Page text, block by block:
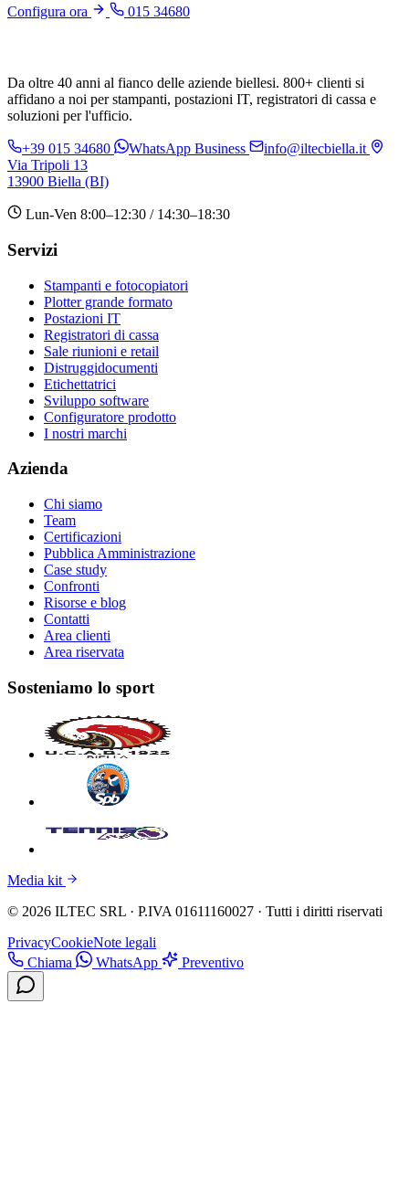
Configura ora 015 34680
Da oltre 40 anni al fianco delle aziende biellesi. 800+ clienti si
affidano a noi per stampanti, postazioni IT, registratori di cassa e
soluzioni per l'ufficio.
+39 015 34680 WhatsApp Business
info@iltecbiella.it
Via Tripoli 13
13900 Biella (BI)
Lun-Ven 8:00–12:30 / 14:30–18:30
Servizi
Stampanti e fotocopiatori
Plotter grande formato
Postazioni IT
Registratori di cassa
Sale riunioni e retail
Distruggidocumenti
Etichettatrici
Sviluppo software
Configuratore prodotto
I nostri marchi
Azienda
Chi siamo
Team
Certificazioni
Pubblica Amministrazione
Case study
Confronti
Risorse e blog
Contatti
Area clienti
Area riservata
Sosteniamo lo sport
Media kit
© 2026 ILTEC SRL · P.IVA 01611160027 · Tutti i diritti riservati
PrivacyCookieNote legali
Chiama
WhatsApp Preventivo